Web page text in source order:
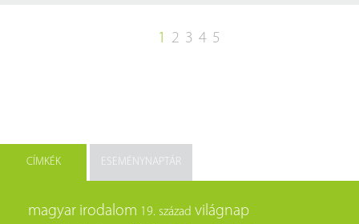
1 2 3 4 5
CÍMKÉK ESEMÉNYNAPTÁR
magyar irodalom 19. század világnap